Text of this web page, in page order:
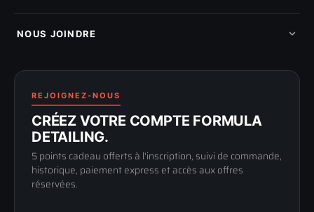
Mon parrainage
Programme fidelite
Compte pro
Politique de retour
Conditions générales
Mentions légales
Confidentialité
NOUS JOINDRE
89100 SENS
03 73 61 02 02
Lun-Ven
9h-12h / 14h-17h
REJOIGNEZ-NOUS
CRÉEZ VOTRE COMPTE FORMULA
DETAILING.
5 points cadeau offerts à l'inscription, suivi de commande,
historique, paiement express et accès aux offres
réservées.